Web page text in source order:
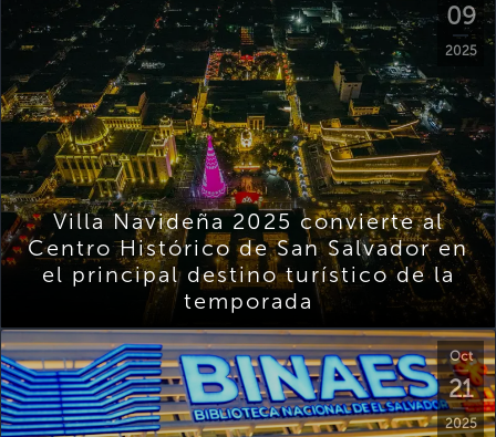
09
2025
Villa Navideña 2025 convierte al
Centro Histórico de San Salvador en
el principal destino turístico de la
temporada
Oct
21
2025